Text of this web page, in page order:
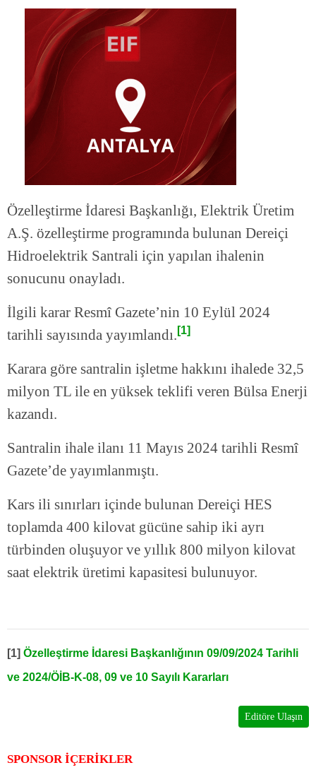
Özelleştirme İdaresi Başkanlığı, Elektrik Üretim
A.Ş. özelleştirme programında bulunan Dereiçi
Hidroelektrik Santrali için yapılan ihalenin
sonucunu onayladı.
İlgili karar Resmî Gazete’nin 10 Eylül 2024
tarihli sayısında yayımlandı. [1]
Karara göre santralin işletme hakkını ihalede 32,5
milyon TL ile en yüksek teklifi veren Bülsa Enerji
kazandı.
Santralin ihale ilanı 11 Mayıs 2024 tarihli Resmî
Gazete’de yayımlanmıştı.
Kars ili sınırları içinde bulunan Dereiçi HES
toplamda 400 kilovat gücüne sahip iki ayrı
türbinden oluşuyor ve yıllık 800 milyon kilovat
saat elektrik üretimi kapasitesi bulunuyor.
[1] Özelleştirme İdaresi Başkanlığının 09/09/2024 Tarihli
ve 2024/ÖİB-K-08, 09 ve 10 Sayılı Kararları
Editöre Ulaşın
SPONSOR İÇERİKLER